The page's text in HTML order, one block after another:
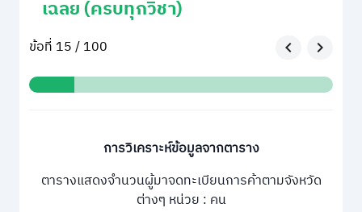
เฉลย (ครบทุกวิชา)
ข้อที่ 15 / 100
การวิเคราะห์ข้อมูลจากตาราง
ตารางแสดงจํานวนผู้มาจดทะเบียนการค้าตามจังหวัด
ต่างๆ หน่วย : คน